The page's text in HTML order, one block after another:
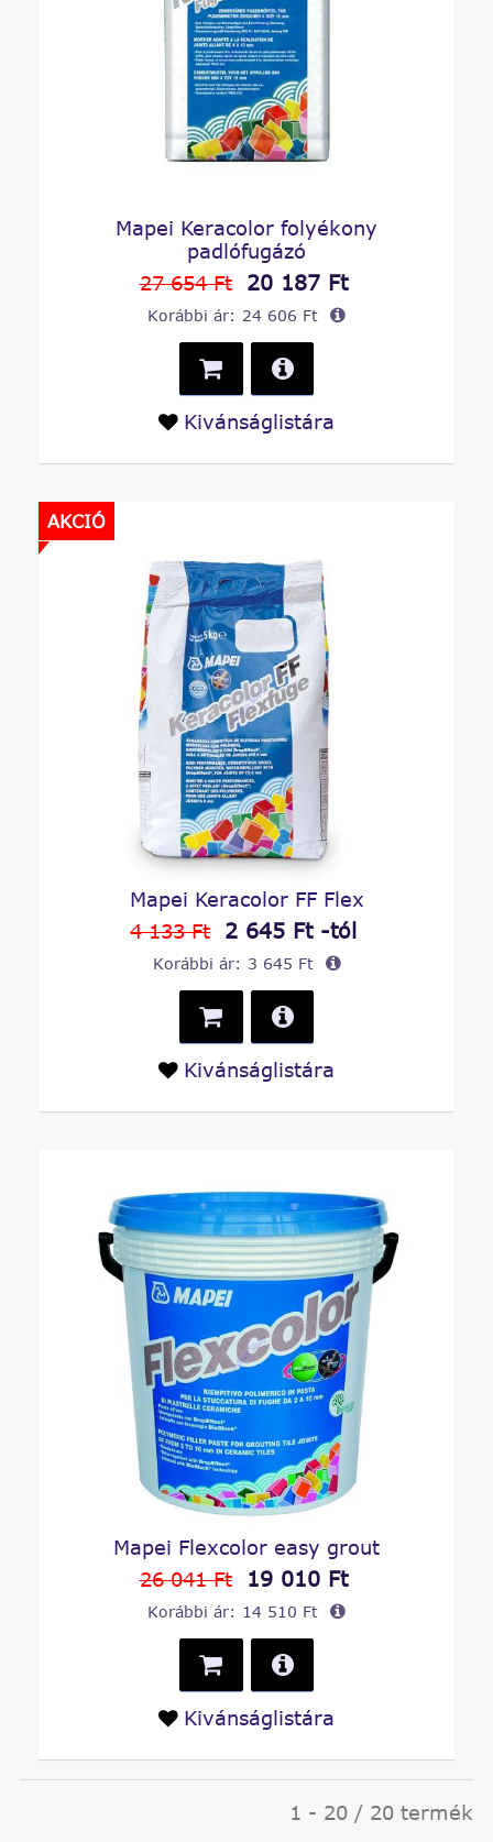
Mapei Keracolor folyékony
padlófugázó
27 654 Ft
20 187 Ft
Korábbi ár: 24 606 Ft
Kivánságlistára
AKCIÓ
Mapei Keracolor FF Flex
4 133 Ft
2 645 Ft -tól
Korábbi ár: 3 645 Ft
Kivánságlistára
Mapei Flexcolor easy grout
26 041 Ft
19 010 Ft
Korábbi ár: 14 510 Ft
Kivánságlistára
1 - 20 / 20 termék